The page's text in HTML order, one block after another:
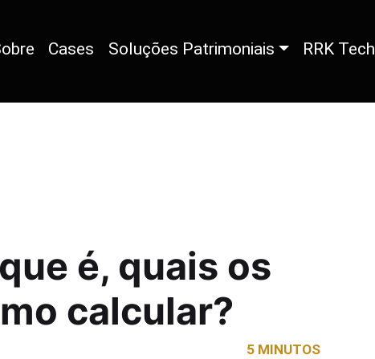
Cases Soluções Patrimoniais RRK Tech
é, quais os
calcular?
5 MINUTOS